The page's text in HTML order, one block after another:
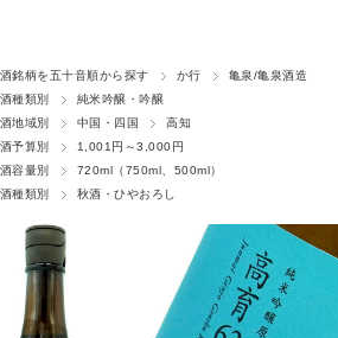
銘柄を五十音順から探す
か行
亀泉/亀泉酒造
種類別
純米吟醸・吟醸
地域別
中国・四国
高知
予算別
1,001円～3,000円
容量別
720ml（750ml、500ml）
種類別
秋酒・ひやおろし